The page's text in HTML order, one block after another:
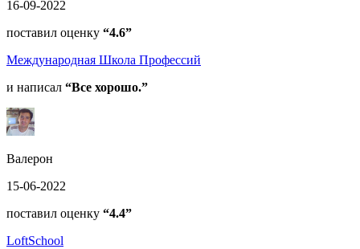
16-09-2022
поставил оценку “4.6”
Международная Школа Профессий
и написал “Все хорошо.”
Валерон
15-06-2022
поставил оценку “4.4”
LoftSchool